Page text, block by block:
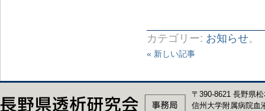
カテゴリー: お知らせ。
« 新しい記事
〒390-8621 長野県
信州大学附属病院血